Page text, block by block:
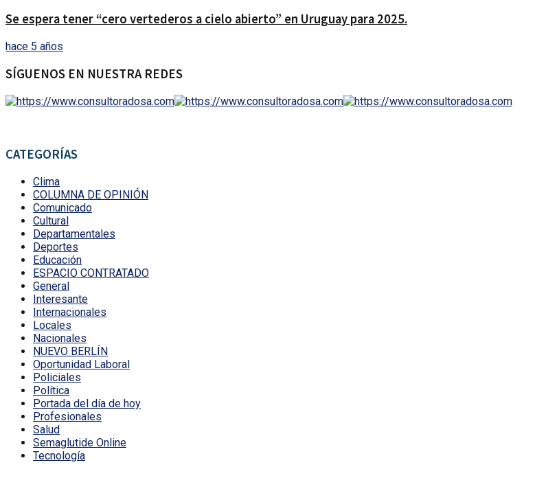
Se espera tener “cero vertederos a cielo abierto” en Uruguay para 2025.
hace 5 años
SÍGUENOS EN NUESTRA REDES
CATEGORÍAS
Clima
COLUMNA DE OPINIÓN
Comunicado
Cultural
Departamentales
Deportes
Educación
ESPACIO CONTRATADO
General
Interesante
Internacionales
Locales
Nacionales
NUEVO BERLÍN
Oportunidad Laboral
Policiales
Política
Portada del día de hoy
Profesionales
Salud
Semaglutide Online
Tecnología